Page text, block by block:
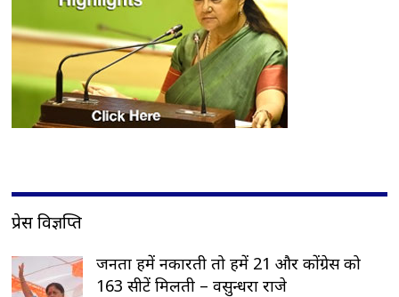
प्रेस विज्ञप्ति
जनता हमें नकारती तो हमें 21 और कोंग्रेस को
163 सीटें मिलती – वसुन्धरा राजे